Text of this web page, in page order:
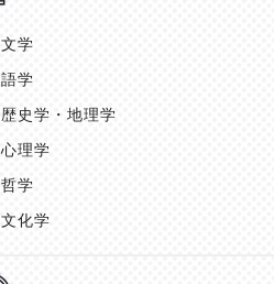
文学
語学
歴史学・地理学
心理学
哲学
文化学